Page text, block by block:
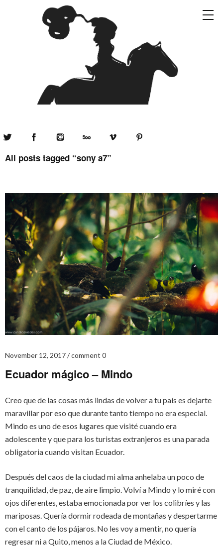
All posts tagged “sony a7”
November 12, 2017 comment 0
Ecuador mágico – Mindo
Creo que de las cosas más lindas de volver a tu país es dejarte
maravillar por eso que durante tanto tiempo no era especial.
Mindo es uno de esos lugares que visité cuando era
adolescente y que para los turistas extranjeros es una parada
obligatoria cuando visitan Ecuador.
Después del caos de la ciudad mi alma anhelaba un poco de
tranquilidad, de paz, de aire limpio. Volví a Mindo y lo miré con
ojos diferentes, estaba emocionada por ver los colibríes y las
mariposas. Quería dormir rodeada de montañas y despertarme
con el canto de los pájaros. No les voy a mentir, no quería
regresar ni a Quito, menos a la Ciudad de México.